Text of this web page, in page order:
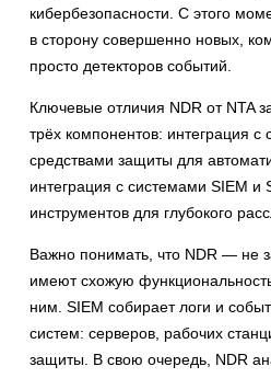
кибербезопасности. С этого
в сторону совершенно новых,
просто детекторов событий.
Ключевые отличия NDR от NTA
трёх компонентов: интеграция
средствами защиты для
интеграция с системами SIEM и
инструментов для глубокого
Важно понимать, что NDR — не
имеют схожую
ним. SIEM собирает логи и
систем: серверов, рабочих
защиты. В свою очередь, NDR